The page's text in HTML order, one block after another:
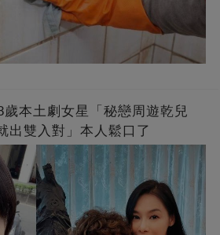
本土劇女星「秘戀周遊乾兒
雙入對」本人鬆口了